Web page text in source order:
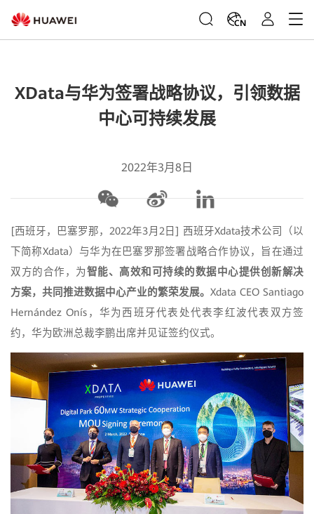
CN
XData与华为签署战略协议，引领数据
中心可持续发展
2022年3月8日
[西班牙，巴塞罗那，2022年3月2日] 西班牙Xdata技术公司（以
下简称Xdata）与华为在巴塞罗那签署战略合作协议，旨在通过
双方的合作，为智能、高效和可持续的数据中心提供创新解决
方案，共同推进数据中心产业的繁荣发展。 Xdata CEO Santiago
Hernández Onís，华为西班牙代表处代表李红波代表双方签
约，华为欧洲总裁李鹏出席并见证签约仪式。